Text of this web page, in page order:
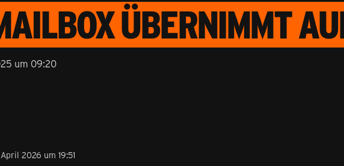
ÜBERNIMMT
um 09:20
April 2026 um 19:51